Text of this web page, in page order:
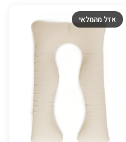
אזל מהמלאי